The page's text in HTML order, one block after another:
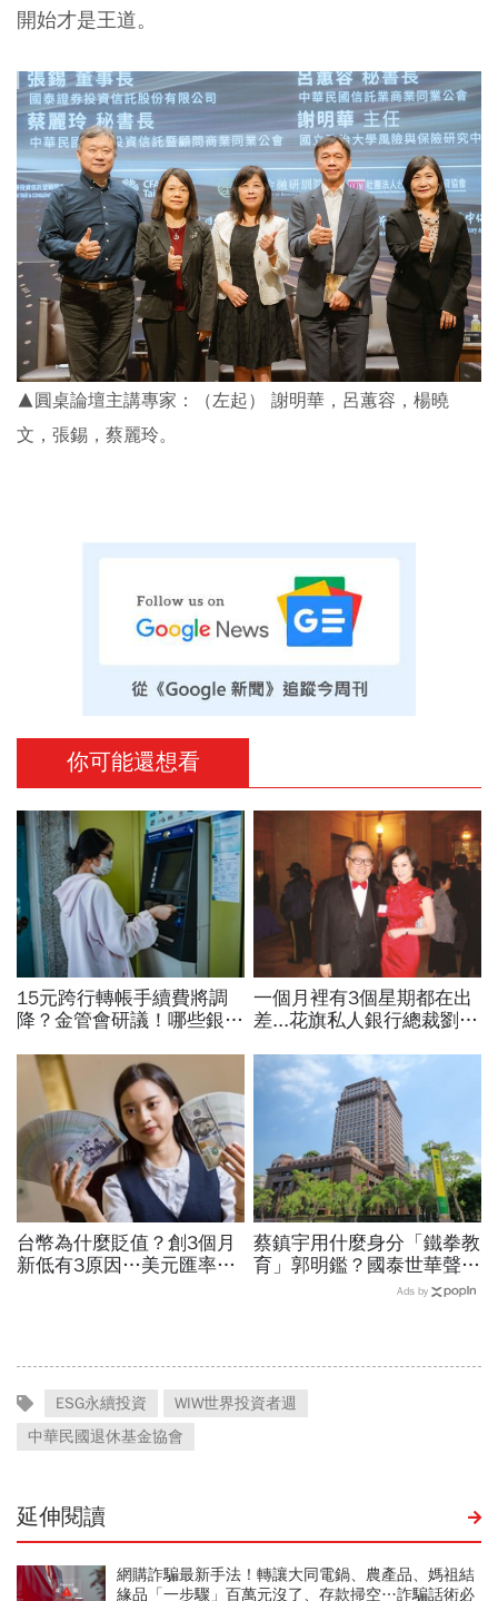
開始才是王道。
▲圓桌論壇主講專家：（左起） 謝明華，呂蕙容，楊曉
文，張錫，蔡麗玲。
你可能還想看
15元跨行轉帳手續費將調
降？金管會研議！哪些銀行
轉戶、電支帳戶一次看
一個月裡有3個星期都在出
差...花旗私人銀行總裁劉宏
成家，不是憑空而起
台幣為什麼貶值？創3個月
新低有3原因…美元匯率接
蔡鎮宇用什麼身分「鐵拳教
育」郭明鑑？國泰世華聲明
喊誤會，公司治理導火線一
Ads by
ESG永續投資
WIW世界投資者週
中華民國退休基金協會
延伸閱讀
網購詐騙最新手法！轉讓大同電鍋、農產品、媽祖結
緣品「一步驟」百萬元沒了、存款掃空…詐騙話術必